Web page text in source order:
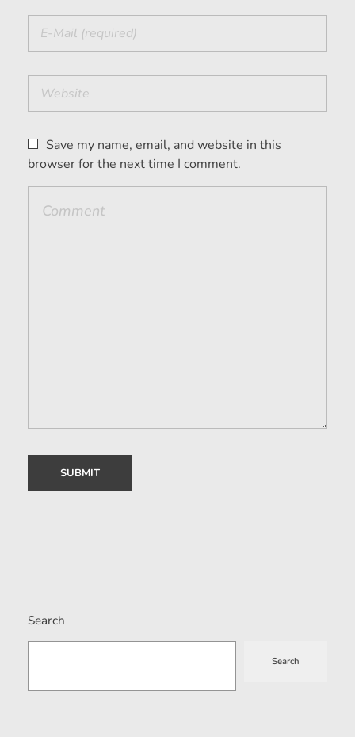
Save my name, email, and website in this
browser for the next time I comment.
Search
Search